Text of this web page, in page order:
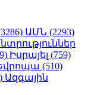
ԱՄՆ (2293)
Իսրայել (759)
(510)
Ազգային